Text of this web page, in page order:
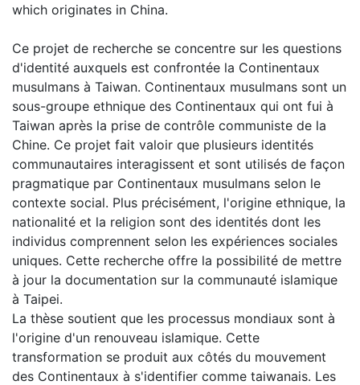
which originates in China.
Ce projet de recherche se concentre sur les questions
d'identité auxquels est confrontée la Continentaux
musulmans à Taiwan. Continentaux musulmans sont un
sous-groupe ethnique des Continentaux qui ont fui à
Taiwan après la prise de contrôle communiste de la
Chine. Ce projet fait valoir que plusieurs identités
communautaires interagissent et sont utilisés de façon
pragmatique par Continentaux musulmans selon le
contexte social. Plus précisément, l'origine ethnique, la
nationalité et la religion sont des identités dont les
individus comprennent selon les expériences sociales
uniques. Cette recherche offre la possibilité de mettre
à jour la documentation sur la communauté islamique
à Taipei.
La thèse soutient que les processus mondiaux sont à
l'origine d'un renouveau islamique. Cette
transformation se produit aux côtés du mouvement
des Continentaux à s'identifier comme taiwanais. Les